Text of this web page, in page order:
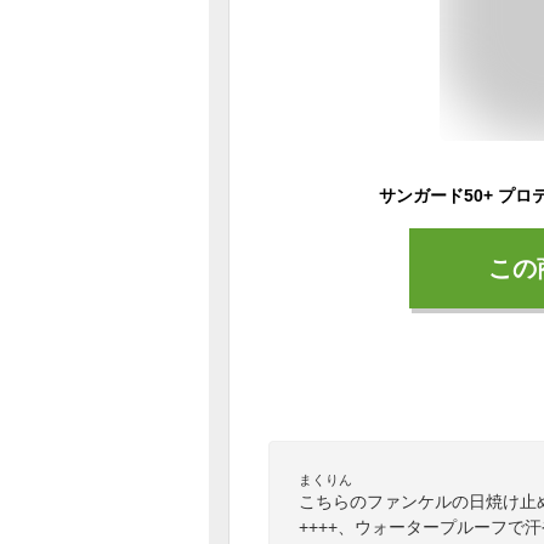
こ
まくりん
こちらのファンケルの日焼け
++++、ウォータープルーフで